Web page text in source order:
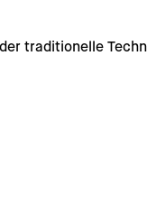
traditionelle